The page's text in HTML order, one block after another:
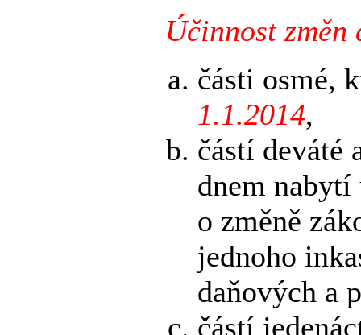
Účinnost změn
části osmé,
1.1.2014,
částí deváté
dnem nabytí
o změně
jednoho
daňových a
částí